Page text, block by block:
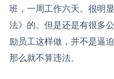
班，一周工作六天。很明
法》的。但是还是有很多
励员工这样做，并不是逼
那么就不算违法。